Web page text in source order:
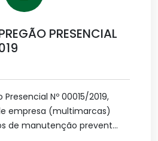
PRESENCIAL
Nº 00015/2019,
empresa (multimarcas)
de manutenção prevent...